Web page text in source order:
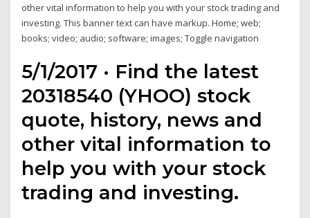
other vital information to help you with your stock trading and
investing. This banner text can have markup. Home; web;
books; video; audio; software; images; Toggle navigation
5/1/2017 · Find the latest
20318540 (YHOO) stock
quote, history, news and
other vital information to
help you with your stock
trading and investing.